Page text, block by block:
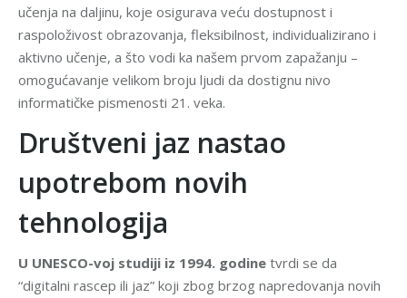
učenja na daljinu, koje osigurava veću dostupnost i
raspoloživost obrazovanja, fleksibilnost, individualizirano i
aktivno učenje, a što vodi ka našem prvom zapažanju –
omogućavanje velikom broju ljudi da dostignu nivo
informatičke pismenosti 21. veka.
Društveni jaz nastao
upotrebom novih
tehnologija
U UNESCO-voj studiji iz 1994. godine tvrdi se da
“digitalni rascep ili jaz” koji zbog brzog napredovanja novih